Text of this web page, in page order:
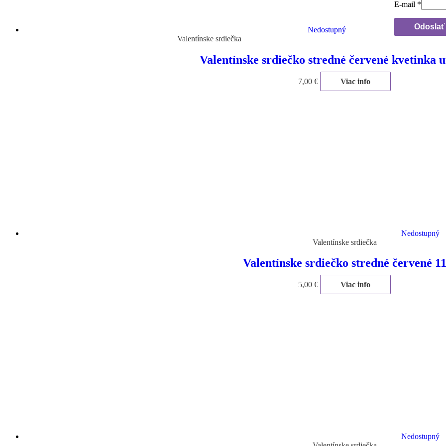
E-mail *
Nedostupný
Valentínske srdiečka
Valentínske srdiečko stredné červené kvetinka
7,00 € Viac info
Nedostupný
Valentínske srdiečka
Valentínske srdiečko stredné červené 11
5,00 € Viac info
Nedostupný